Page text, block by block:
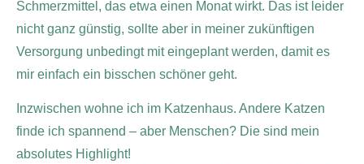
Schmerzmittel, das etwa einen Monat wirkt. Das ist leider
nicht ganz günstig, sollte aber in meiner zukünftigen
Versorgung unbedingt mit eingeplant werden, damit es
mir einfach ein bisschen schöner geht.
Inzwischen wohne ich im Katzenhaus. Andere Katzen
finde ich spannend – aber Menschen? Die sind mein
absolutes Highlight!